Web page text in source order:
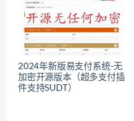
2024年新版易支付系统-无
加密开源版本（超多支付插
件支持SUDT）